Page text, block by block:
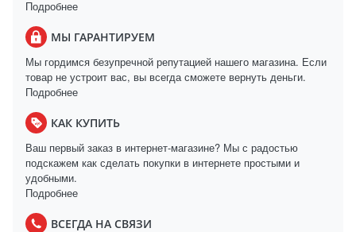
Подробнее
МЫ ГАРАНТИРУЕМ
Мы гордимся безупречной репутацией нашего магазина. Если
товар не устроит вас, вы всегда сможете вернуть деньги.
Подробнее
КАК КУПИТЬ
Ваш первый заказ в интернет-магазине? Мы с радостью
подскажем как сделать покупки в интернете простыми и
удобными.
Подробнее
ВСЕГДА НА СВЯЗИ